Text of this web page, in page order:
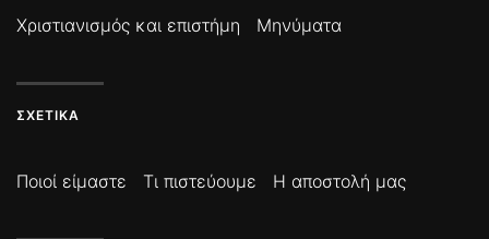
Χριστιανισμός και επιστήμη
Μηνύματα
ΣΧΕΤΙΚΆ
Ποιοί είμαστε Τι πιστεύουμε Η αποστολή μας